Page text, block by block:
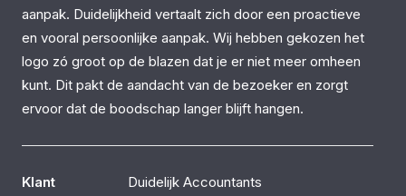
aanpak. Duidelijkheid vertaalt zich door een proactieve
en vooral persoonlijke aanpak. Wij hebben gekozen het
logo zó groot op de blazen dat je er niet meer omheen
kunt. Dit pakt de aandacht van de bezoeker en zorgt
ervoor dat de boodschap langer blijft hangen.
Klant Duidelijk Accountants